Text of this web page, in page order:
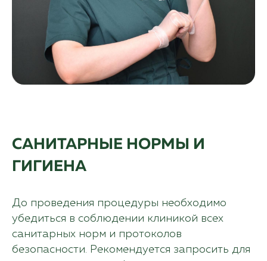
САНИТАРНЫЕ НОРМЫ И
ГИГИЕНА
До проведения процедуры необходимо
убедиться в соблюдении клиникой всех
санитарных норм и протоколов
безопасности. Рекомендуется запросить для